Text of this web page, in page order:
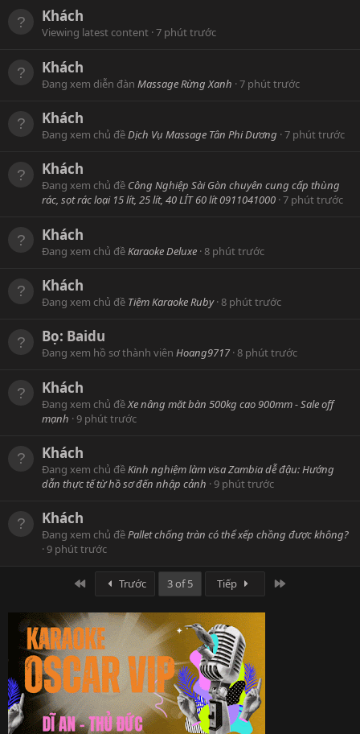
Khách
Viewing latest content 7 phút trước
Khách
Đang xem diễn đàn Massage Rừng Xanh 7 phút trước
Khách
Đang xem chủ đềDịch Vụ Massage Tân Phi Dương 7 phút trước
Khách
Đang xem chủ đề Công Nghiệp Sài Gòn chuyên cung cấp thùng
rác, sọt rác loại 15 lít, 25 lít, 40 LÍT 60 lít 0911041000 7 phút trước
Khách
Đang xem chủ đềKaraoke Deluxe 8 phút trước
Khách
Đang xem chủ đề Tiệm Karaoke Ruby 8 phút trước
Bọ: Baidu
Đang xem hồ sơ thành viên Hoang9717 8 phút trước
Khách
Đang xem chủ đềXe nâng mặt bàn 500kg cao 900mm - Sale off
mạnh 9 phút trước
Khách
Đang xem chủ đềKinh nghiệm làm visa Zambia dễ đậu: Hướng
dẫn thực tế từ hồ sơ đến nhập cảnh 9 phút trước
Khách
Đang xem chủ đềPallet chống tràn có thể xếp chồng được không?
9 phút trước
Trước 3 of 5 Tiếp